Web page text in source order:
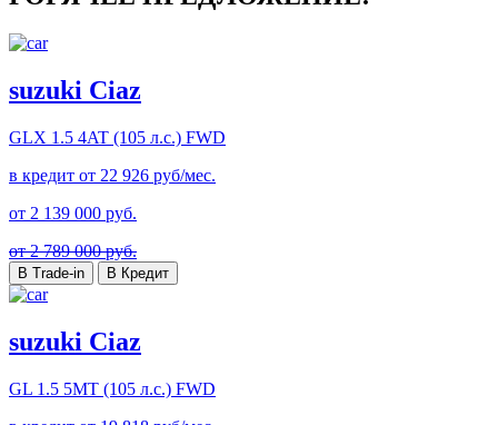
suzuki Ciaz
GLX 1.5 4AT (105 л.с.) FWD
в кредит от 22 926 руб/мес.
от 2 139 000 руб.
от 2 789 000 руб.
В Trade-in В Кредит
suzuki Ciaz
GL 1.5 5MT (105 л.с.) FWD